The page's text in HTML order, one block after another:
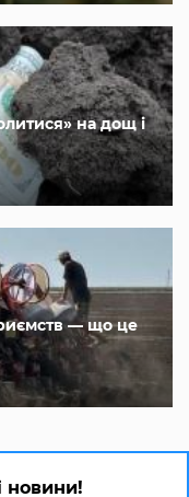
на дощ і
— що це
новини!